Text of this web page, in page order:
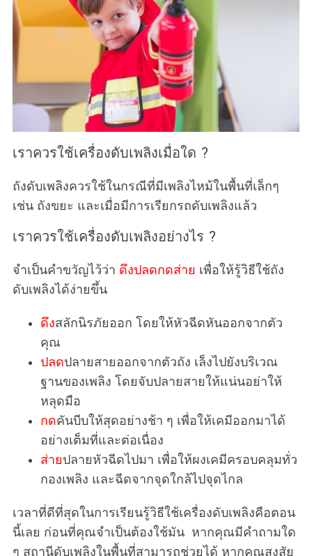
เราควรใช้เครื่องดับเพลิงเมื่อใด ?
ถังดับเพลิงควรใช้ในกรณีที่มีเพลิงไหม้ในพื้นที่เล็กๆ
เช่น ถังขยะ และเมื่อมีการเรียกรถดับเพลิงแล้ว
เราควรใช้เครื่องดับเพลิงอย่างไร ?
จำเป็นคำขวัญไว้ว่า ดึงปลดกดส่าย เพื่อให้รู้วิธีใช้ถัง
ดับเพลิงได้ง่ายขึ้น
ดึงสลักนิรภัยออก โดยให้หัวฉีดหันออกจากตัว
คุณ
ปลดปลายสายออกจากตัวถัง เล็งไปยังบริเวณ
ฐานของเพลิง โดยจับปลายสายให้แน่นอย่าให้
หลุดมือ
กดคันบีบให้สุดอย่างช้า ๆ เพื่อให้เคมีออกมาได้
อย่างเต็มที่และต่อเนื่อง
ส่ายปลายหัวฉีดไปมา เพื่อให้ผงเคมีครอบคลุมทั่ว
กองเพลิง และฉีดจากจุดใกล้ไปจุดไกล
เวลาที่ดีที่สุดในการเรียนรู้วิธีใช้เครื่องดับเพลิงคือตอน
นี้เลย ก่อนที่คุณจำเป็นต้องใช้มัน หากคุณมีคำถามใด
ๆ สถานีดับเพลิงในพื้นที่สามารถช่วยได้ หากคุณสงสัย